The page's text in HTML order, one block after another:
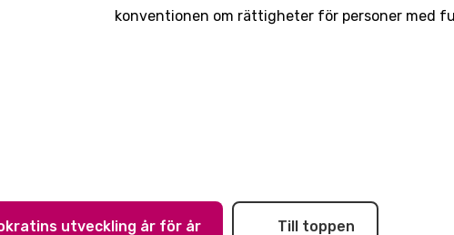
konventionen om rättigheter för personer med
utveckling år för år Till toppen